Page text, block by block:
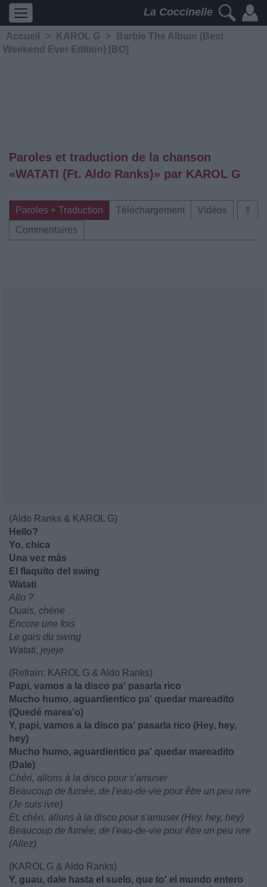
La Coccinelle
Accueil > KAROL G >
Barbie The Album (Best
Weekend Ever Edition) [BO]
Paroles et traduction de la chanson
«WATATI (Ft. Aldo Ranks)» par KAROL G
⇑
Paroles + Traduction Téléchargement
Vidéos
Commentaires
(Aldo Ranks & KAROL G)
Hello?
Yo, chica
Una vez más
El flaquito del swing
Watati
Allo ?
Ouais, chérie
Encore une fois
Le gars du swing
Watati, jejeje
(Refrain: KAROL G & Aldo Ranks)
Papi, vamos a la disco pa' pasarla rico
Mucho humo, aguardientico pa' quedar mareadito
(Quedé marea'o)
Y, papi, vamos a la disco pa' pasarla rico (Hey, hey,
hey)
Mucho humo, aguardientico pa' quedar mareadito
(Dale)
Chéri, allons à la disco pour s'amuser
Beaucoup de fumée, de l'eau-de-vie pour être un peu ivre
(Je suis ivre)
Et, chéri, allons à la disco pour s'amuser (Hey, hey, hey)
Beaucoup de fumée, de l'eau-de-vie pour être un peu ivre
(Allez)
(KAROL G & Aldo Ranks)
Y, guau, dale hasta el suelo, que to' el mundo entero